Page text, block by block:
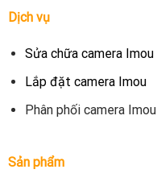
Dịch vụ
Sửa chữa camera Imou
Lắp đặt camera Imou
Phân phối camera Imou
Sản phẩm